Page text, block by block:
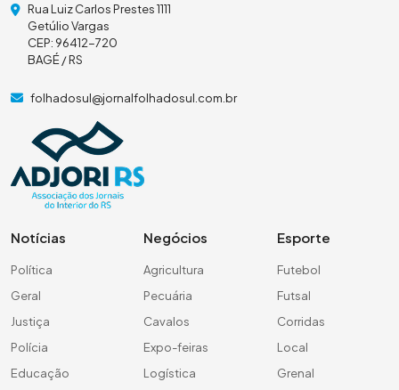
Rua Luiz Carlos Prestes 1111
Getúlio Vargas
CEP: 96412-720
BAGÉ / RS
folhadosul@jornalfolhadosul.com.br
Notícias
Política
Geral
Justiça
Polícia
Educação
Negócios
Agricultura
Pecuária
Cavalos
Expo-feiras
Logística
Esporte
Futebol
Futsal
Corridas
Local
Grenal